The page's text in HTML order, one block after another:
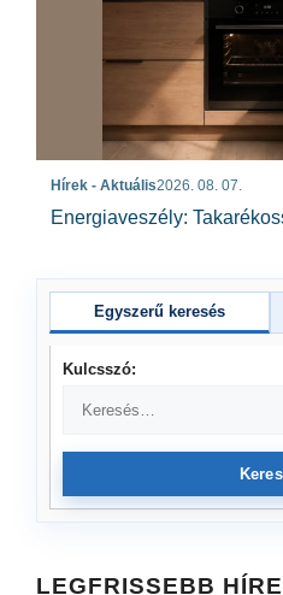
Hírek - Aktuális2026. 08. 07.
Energiaveszély:
Egyszerű keresés
Kulcsszó:
LEGFRISSEBB